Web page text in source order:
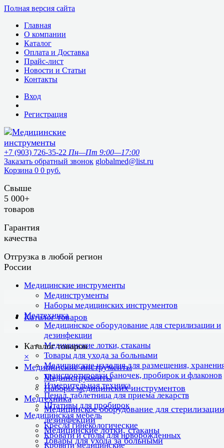
Полная версия сайта
Главная
О компании
Каталог
Оплата и Доставка
Прайс-лист
Новости и Статьи
Контакты
Вход
Регистрация
+7 (903) 726-35-22 Пн—Пт 9:00—17:00
Заказать обратный звонок globalmed@list.ru
Корзина 0 0 руб.
Свыше
5 000+
товаров
Гарантия
качества
Отгрузка в любой регион
России
Медицинские инструменты
Мединструменты
Наборы медицинских инструментов
Медтехника
Медицинское оборудование для стерилизации и
дезинфекции
Медицинские лотки, стаканы
Товары для ухода за больными
Медицинские изделия для размещения,
транспортировки баночек, пробирок и флаконов
Измерительная техника
Пенал, таблетница для приема лекарств
Штативы для пробирок
Медицинская мебель
Кресла гинекологические
Кровати и столы для новорожденных
Кровати медицинские
Каталог товаров
Каталог товаров
×
Медицинские инструменты
Мединструменты
Наборы медицинских инструментов
Медтехника
Медицинское оборудование для
дезинфекции
Медицинские лотки, стаканы
Товары для ухода за больными